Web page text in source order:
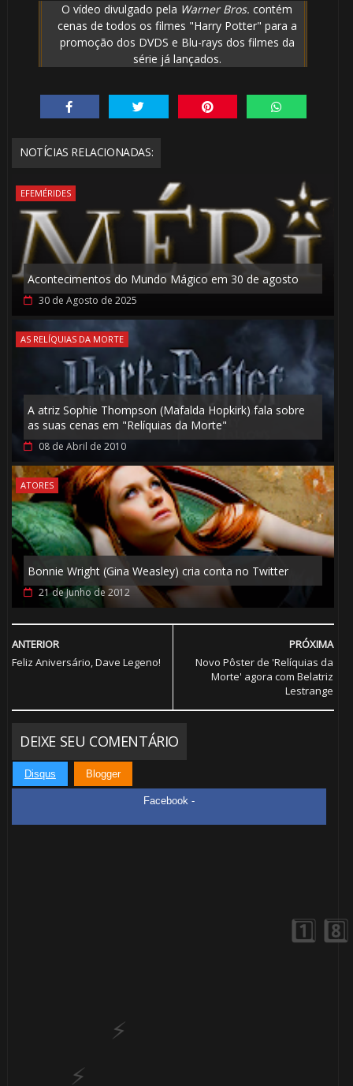
O vídeo divulgado pela Warner Bros. contém
cenas de todos os filmes "Harry Potter" para a
promoção dos DVDS e Blu-rays dos filmes da
série já lançados.
NOTÍCIAS RELACIONADAS:
EFEMÉRIDES
Acontecimentos do Mundo Mágico em 30 de agosto
30 de Agosto de 2025
AS RELÍQUIAS DA MORTE
A atriz Sophie Thompson (Mafalda Hopkirk) fala sobre
as suas cenas em "Relíquias da Morte"
08 de Abril de 2010
ATORES
Bonnie Wright (Gina Weasley) cria conta no Twitter
21 de Junho de 2012
PRÓXIMA
Novo Pôster de 'Relíquias da
Morte' agora com Belatriz
Lestrange
ANTERIOR
Feliz Aniversário, Dave Legeno!
DEIXE SEU COMENTÁRIO
Disqus Blogger
Facebook -
⚡
⚡
🎈
1️⃣ 8️⃣
⚡
⚡